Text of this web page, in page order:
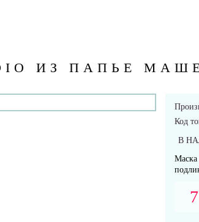
ИЗ ПАПЬЕ
Код
В
Маска